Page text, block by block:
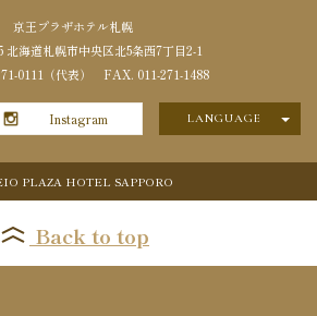
京王プラザホテル札幌
北海道札幌市中央区北5条西7丁目2-1
0111（代表） FAX. 011-271-1488
Instagram LANGUAGE
日本語
PLAZA HOTEL SAPPORO
Back to top